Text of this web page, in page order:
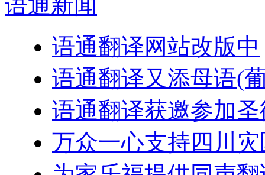
语通翻译网站改版中
语通翻译又添母语(
语通翻译获邀参加
万众一心支持四川